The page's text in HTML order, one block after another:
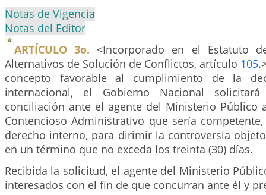
Notas de Vigencia
Notas del Editor
ARTÍCULO 3o. <Incorporado en el Estatuto
Alternativos de Solución de Conflictos, artículo 105
concepto favorable al cumplimiento de la
internacional, el Gobierno Nacional
conciliación ante el agente del Ministerio Público
Contencioso Administrativo que sería
derecho interno, para dirimir la controversia
en un término que no exceda los treinta (30) días.
Recibida la solicitud, el agente del Ministerio
interesados con el fin de que concurran ante él y